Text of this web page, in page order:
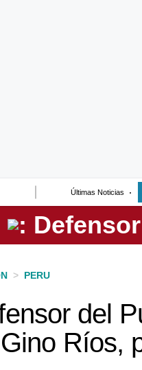
Últimas Noticias
> PERU
del
Ríos,